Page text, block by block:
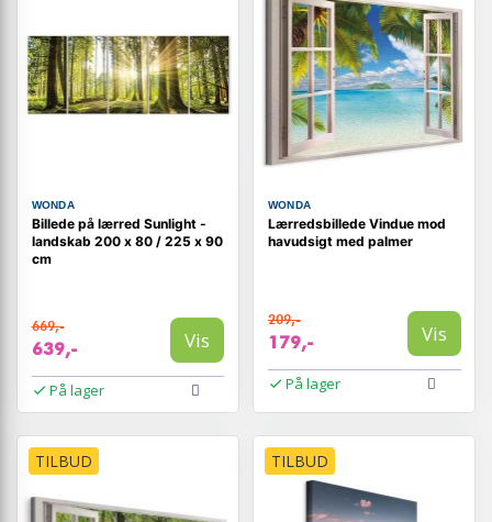
WONDA
Billede på lærred Sunlight -
landskab 200 x 80 / 225 x 90
cm
669,-
639,- Vis
På lager
WONDA
Lærredsbillede Vindue mod
havudsigt med palmer
209,-
179,- Vis
På lager
TILBUD TILBUD